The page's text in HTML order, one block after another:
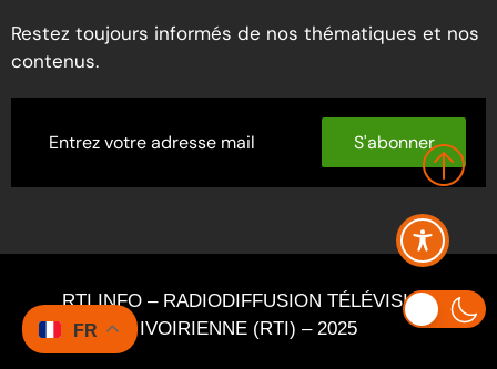
Restez toujours informés de nos thématiques et nos
contenus.
S'abonner
RTI INFO – RADIODIFFUSION TÉLÉVISION
IVOIRIENNE (RTI) – 2025
FR